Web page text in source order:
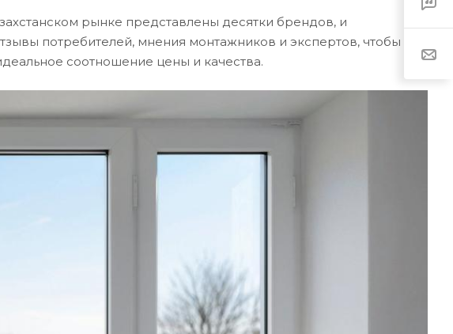
рынке представлены десятки брендов, и
потребителей, мнения монтажников и экспертов, чтобы
соотношение цены и качества.